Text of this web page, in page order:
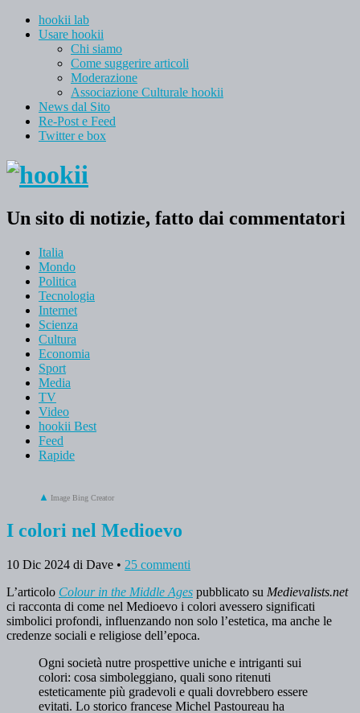
hookii lab
Usare hookii
Chi siamo
Come suggerire articoli
Moderazione
Associazione Culturale hookii
News dal Sito
Re-Post e Feed
Twitter e box
Un sito di notizie, fatto dai commentatori
Italia
Mondo
Politica
Tecnologia
Internet
Scienza
Cultura
Economia
Sport
Media
TV
Video
hookii Best
Feed
Rapide
Image Bing Creator
I colori nel Medioevo
10 Dic 2024 di Dave • 25 commenti
L’articolo Colour in the Middle Ages pubblicato su Medievalists.net
ci racconta di come nel Medioevo i colori avessero significati
simbolici profondi, influenzando non solo l’estetica, ma anche le
credenze sociali e religiose dell’epoca.
Ogni società nutre prospettive uniche e intriganti sui
colori: cosa simboleggiano, quali sono ritenuti
esteticamente più gradevoli e quali dovrebbero essere
evitati. Lo storico francese Michel Pastoureau ha